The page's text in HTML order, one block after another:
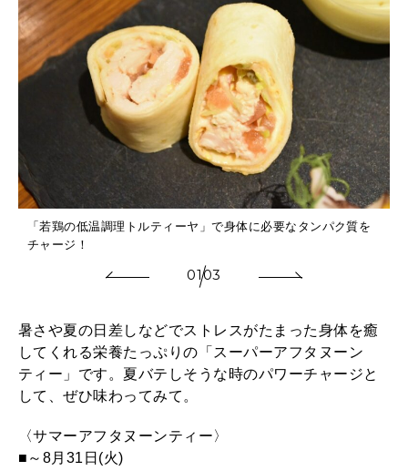
「若鶏の低温調理トルティーヤ」で身体に必要なタンパク質を
チャージ！
0103
暑さや夏の日差しなどでストレスがたまった身体を癒
してくれる栄養たっぷりの「スーパーアフタヌーン
ティー」です。夏バテしそうな時のパワーチャージと
して、ぜひ味わってみて。
〈サマーアフタヌーンティー〉
■～8月31日(火)